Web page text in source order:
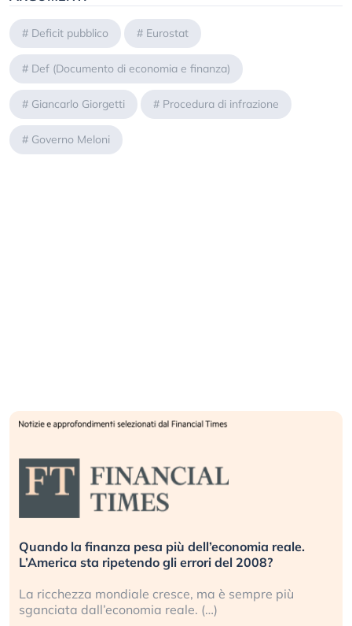
# Deficit pubblico # Eurostat
# Def (Documento di economia e finanza)
# Giancarlo Giorgetti # Procedura di infrazione
# Governo Meloni
reale.
2008?
sempre più
Russia e Cina pronti a spegnere
investitori stanno sottovalutando il
Gli investitori tech continuano a
geopolitico: il (…)